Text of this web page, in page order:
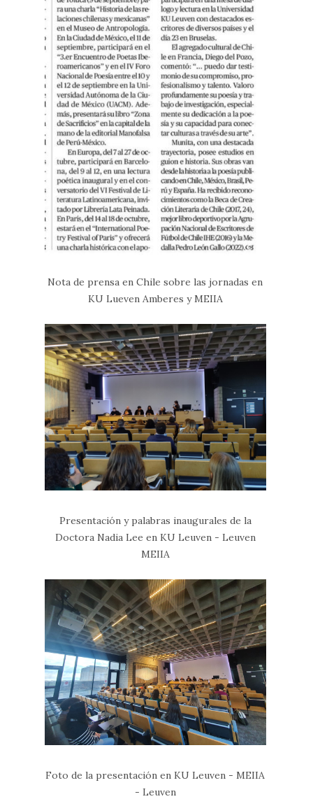
Nota de prensa en Chile sobre las jornadas en
KU Lueven Amberes y MEIIA
Presentación y palabras inaugurales de la
Doctora Nadia Lee en KU Leuven - Leuven
MEIIA
Foto de la presentación en KU Leuven - MEIIA
- Leuven